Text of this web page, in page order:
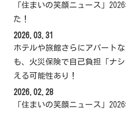
「住まいの笑顔ニュース」
た！
2026.03.31
ホテルや旅館さらにアパート
も、火災保険で自己負担「ナ
える可能性あり！
2026.02.28
「住まいの笑顔ニュース」